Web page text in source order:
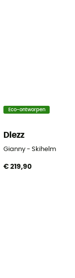
Eco-ontworpen
Diezz
Gianny - Skihelm
€ 219,90